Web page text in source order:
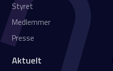
Styret
Medlemmer
Presse
Aktuelt